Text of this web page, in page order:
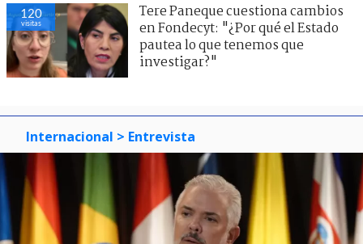
120
visitas
Tere Paneque cuestiona cambios
en Fondecyt: "¿Por qué el Estado
pautea lo que tenemos que
investigar?"
Internacional > Entrevista